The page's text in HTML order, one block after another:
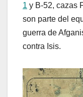
1 y B-52, cazas
son parte del
guerra de
contra Isis.